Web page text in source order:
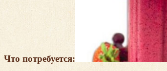
Что потребуется: